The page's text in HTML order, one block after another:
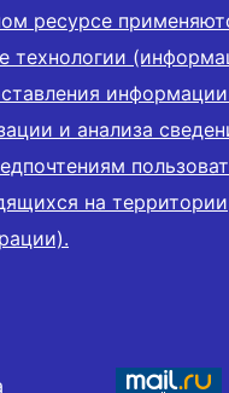
ресурсе
технологии
и анализа
на территории